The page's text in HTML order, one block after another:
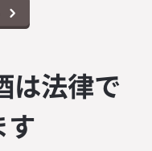
は法律で
す